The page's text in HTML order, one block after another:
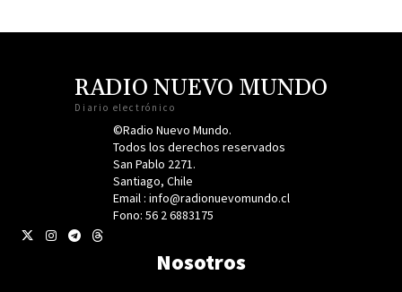
RADIO NUEVO MUNDO
Diario electrónico
©Radio Nuevo Mundo.
Todos los derechos reservados
San Pablo 2271.
Santiago, Chile
Email : info@radionuevomundo.cl
Fono: 56 2 6883175
Nosotros